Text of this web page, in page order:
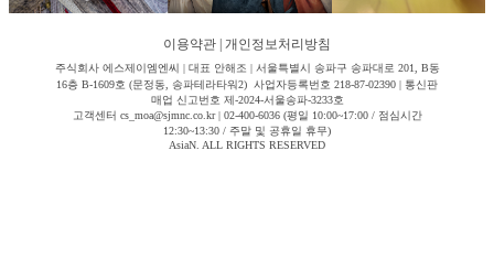
이용약관 개인정보처리방침
주식회사 에스제이엠엔씨 | 대표 안해조 | 서울특별시 송파구 송파대로 201, B동
16층 B-1609호 (문정동, 송파테라타워2) 사업자등록번호 218-87-02390 | 통신판
매업 신고번호 제-2024-서울송파-3233호
고객센터 cs_moa@sjmnc.co.kr | 02-400-6036 (평일 10:00~17:00 / 점심시간
12:30~13:30 / 주말 및 공휴일 휴무)
AsiaN. ALL RIGHTS RESERVED